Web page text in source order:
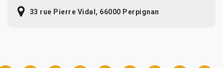
33 rue Pierre Vidal, 66000 Perpignan